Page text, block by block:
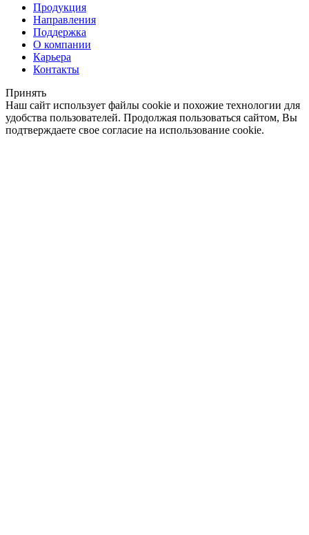
Продукция
Направления
Поддержка
О компании
Карьера
Контакты
Принять
Наш сайт использует файлы cookie и похожие технологии для
удобства пользователей. Продолжая пользоваться сайтом, Вы
подтверждаете свое согласие на использование cookie.